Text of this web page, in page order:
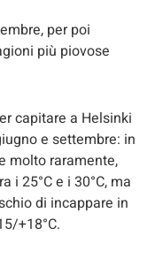
per poi
più piovose
capitare a Helsinki
e settembre: in
molto raramente,
i 25°C e i 30°C, ma
di incappare in
+18°C.